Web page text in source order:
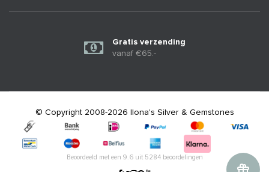
Gratis verzending
vanaf €65.-
© Copyright 2008-2026 Ilona's Silver & Gemstones
Beoordeeld met een 9.6uit 5284beoordelingen